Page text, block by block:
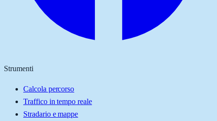
Strumenti
Calcola percorso
Traffico in tempo reale
Stradario e mappe